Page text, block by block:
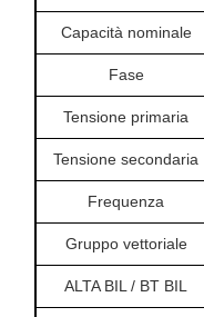
Capacità nominale
Fase
Tensione primaria
Tensione secondaria
Frequenza
Gruppo vettoriale
ALTA BIL / BT BIL